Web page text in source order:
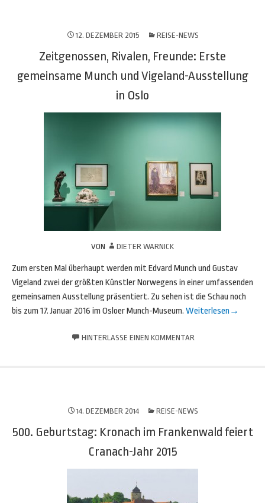
12. DEZEMBER 2015 REISE-NEWS
Zeitgenossen, Rivalen, Freunde: Erste
gemeinsame Munch und Vigeland-Ausstellung
in Oslo
VON DIETER WARNICK
Zum ersten Mal überhaupt werden mit Edvard Munch und Gustav
Vigeland zwei der größten Künstler Norwegens in einer umfassenden
gemeinsamen Ausstellung präsentiert. Zu sehen ist die Schau noch
bis zum 17. Januar 2016 im Osloer Munch-Museum. Weiterlesen →
HINTERLASSE EINEN KOMMENTAR
14. DEZEMBER 2014 REISE-NEWS
500. Geburtstag: Kronach im Frankenwald feiert
Cranach-Jahr 2015